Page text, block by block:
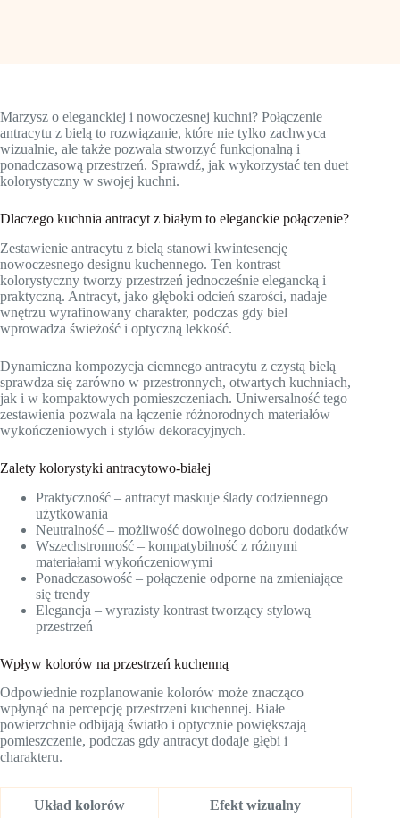
Marzysz o eleganckiej i nowoczesnej kuchni? Połączenie
antracytu z bielą to rozwiązanie, które nie tylko zachwyca
wizualnie, ale także pozwala stworzyć funkcjonalną i
ponadczasową przestrzeń. Sprawdź, jak wykorzystać ten duet
kolorystyczny w swojej kuchni.
Dlaczego kuchnia antracyt z białym to eleganckie połączenie?
Zestawienie antracytu z bielą stanowi kwintesencję
nowoczesnego designu kuchennego. Ten kontrast
kolorystyczny tworzy przestrzeń jednocześnie elegancką i
praktyczną. Antracyt, jako głęboki odcień szarości, nadaje
wnętrzu wyrafinowany charakter, podczas gdy biel
wprowadza świeżość i optyczną lekkość.
Dynamiczna kompozycja ciemnego antracytu z czystą bielą
sprawdza się zarówno w przestronnych, otwartych kuchniach,
jak i w kompaktowych pomieszczeniach. Uniwersalność tego
zestawienia pozwala na łączenie różnorodnych materiałów
wykończeniowych i stylów dekoracyjnych.
Zalety kolorystyki antracytowo-białej
Praktyczność – antracyt maskuje ślady codziennego
użytkowania
Neutralność – możliwość dowolnego doboru dodatków
Wszechstronność – kompatybilność z różnymi
materiałami wykończeniowymi
Ponadczasowość – połączenie odporne na zmieniające
się trendy
Elegancja – wyrazisty kontrast tworzący stylową
przestrzeń
Wpływ kolorów na przestrzeń kuchenną
Odpowiednie rozplanowanie kolorów może znacząco
wpłynąć na percepcję przestrzeni kuchennej. Białe
powierzchnie odbijają światło i optycznie powiększają
pomieszczenie, podczas gdy antracyt dodaje głębi i
charakteru.
Układ kolorów Efekt wizualny